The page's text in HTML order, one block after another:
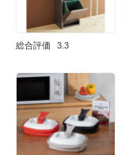
総合評価 3.3